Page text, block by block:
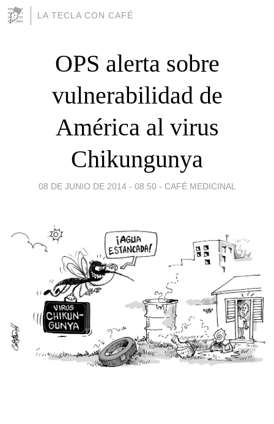
LA TECLA CON CAFÉ
OPS alerta sobre
vulnerabilidad de
América al virus
Chikungunya
08 DE JUNIO DE 2014 - 08:50 - CAFÉ MEDICINAL